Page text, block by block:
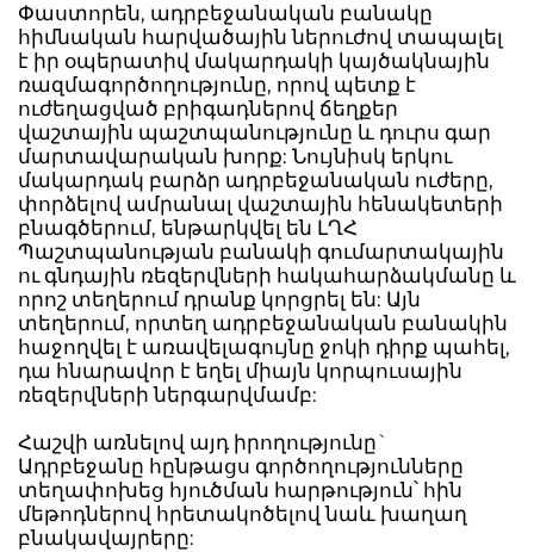
Փաստորեն, ադրբեջանական բանակը
հիմնական հարվածային ներուժով տապալել
է իր օպերատիվ մակարդակի կայծակնային
ռազմագործողությունը, որով պետք է
ուժեղացված բրիգադներով ճեղքեր
վաշտային պաշտպանությունը և դուրս գար
մարտավարական խորք: Նույնիսկ երկու
մակարդակ բարձր ադրբեջանական ուժերը,
փորձելով ամրանալ վաշտային հենակետերի
բնագծերում, ենթարկվել են ԼՂՀ
Պաշտպանության բանակի գումարտակային
ու գնդային ռեզերվների հակահարձակմանը և
որոշ տեղերում դրանք կորցրել են: Այն
տեղերում, որտեղ ադրբեջանական բանակին
հաջողվել է առավելագույնը ջոկի դիրք պահել,
դա հնարավոր է եղել միայն կորպուսային
ռեզերվների ներգարվմամբ:
Հաշվի առնելով այդ իրողությունը`
Ադրբեջանը հընթացս գործողությունները
տեղափոխեց հյուծման հարթություն՝ հին
մեթոդներով հրետակոծելով նաև խաղաղ
բնակավայրերը: